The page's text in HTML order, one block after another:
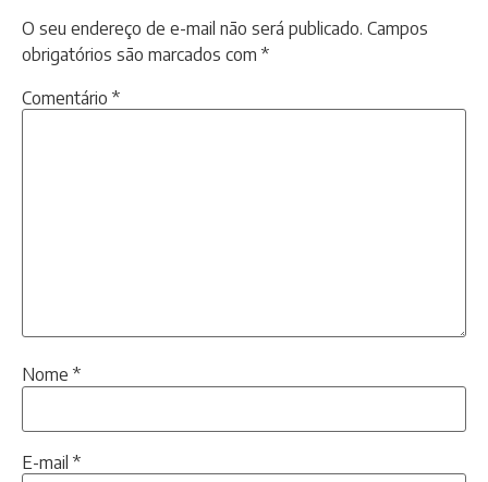
O seu endereço de e-mail não será publicado. Campos
obrigatórios são marcados com *
Comentário *
Nome *
E-mail *